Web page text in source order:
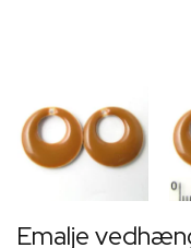
Emalje